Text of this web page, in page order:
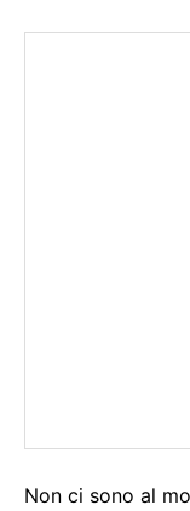
Non ci sono al